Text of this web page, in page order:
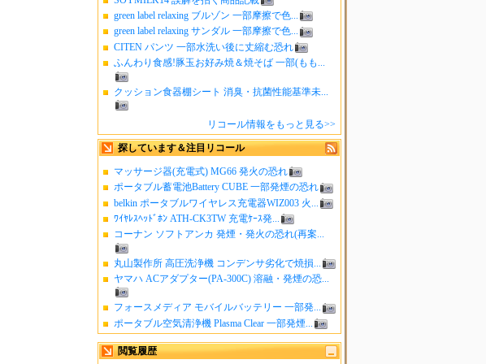
green label relaxing ブルゾン 一部摩擦で色...
green label relaxing サンダル 一部摩擦で色...
CITEN パンツ 一部水洗い後に丈縮む恐れ
ふんわり食感!豚玉お好み焼＆焼そば 一部(もも...
クッション食器棚シート 消臭・抗菌性能基準未...
リコール情報をもっと見る>>
探しています＆注目リコール
マッサージ器(充電式) MG66 発火の恐れ
ポータブル蓄電池Battery CUBE 一部発煙の恐れ
belkin ポータブルワイヤレス充電器WIZ003 火...
ﾜｲﾔﾚｽﾍｯﾄﾞﾎﾝ ATH-CK3TW 充電ｹｰｽ発...
コーナン ソフトアンカ 発煙・発火の恐れ(再案...
丸山製作所 高圧洗浄機 コンデンサ劣化で焼損...
ヤマハ ACアダプター(PA-300C) 溶融・発煙の恐...
フォースメディア モバイルバッテリー 一部発...
ポータブル空気清浄機 Plasma Clear 一部発煙...
閲覧履歴